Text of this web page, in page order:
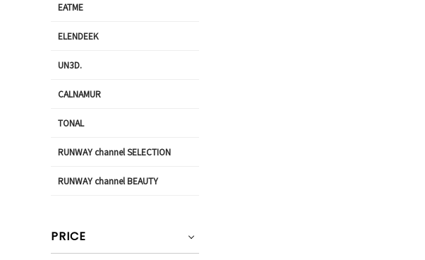
EATME
ELENDEEK
UN3D.
CALNAMUR
TONAL
RUNWAY channel SELECTION
RUNWAY channel BEAUTY
PRICE